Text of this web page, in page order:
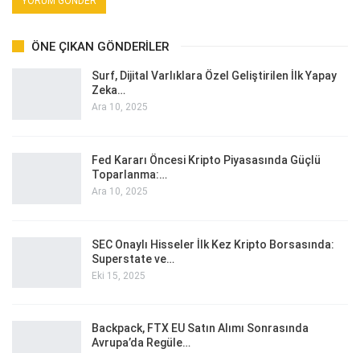
ÖNE ÇIKAN GÖNDERILER
Surf, Dijital Varlıklara Özel Geliştirilen İlk Yapay
Zeka…
Ara 10, 2025
Fed Kararı Öncesi Kripto Piyasasında Güçlü
Toparlanma:…
Ara 10, 2025
SEC Onaylı Hisseler İlk Kez Kripto Borsasında:
Superstate ve…
Eki 15, 2025
Backpack, FTX EU Satın Alımı Sonrasında
Avrupa’da Regüle…